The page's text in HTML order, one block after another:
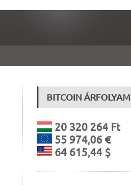
BITCOIN ÁRFOLYAM
20 320 264 Ft
55 974,06 €
64 615,44 $